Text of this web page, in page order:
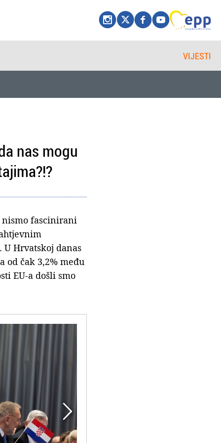
VIJESTI
nas mogu
nismo fascinirani
Hrvatskoj danas
od čak 3,2% među
EU-a došli smo
